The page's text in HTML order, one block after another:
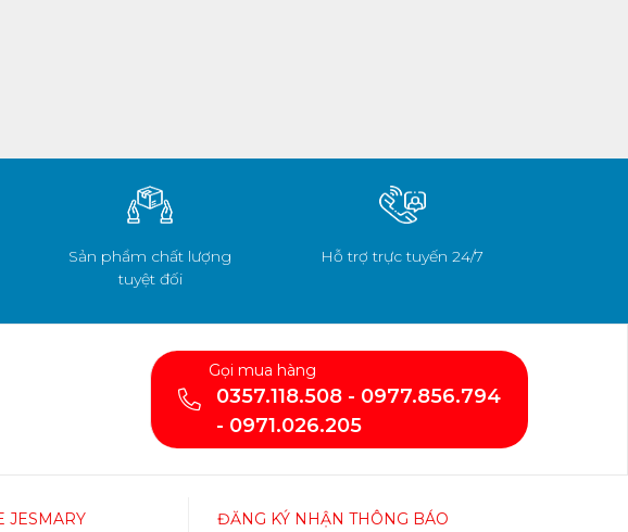
Sản phẩm chất lượng
tuyệt đối
Hỗ trợ trực tuyến 24/7
Gọi mua hàng
0357.118.508 - 0977.856.794
- 0971.026.205
JESMARY ĐĂNG KÝ NHẬN THÔNG BÁO